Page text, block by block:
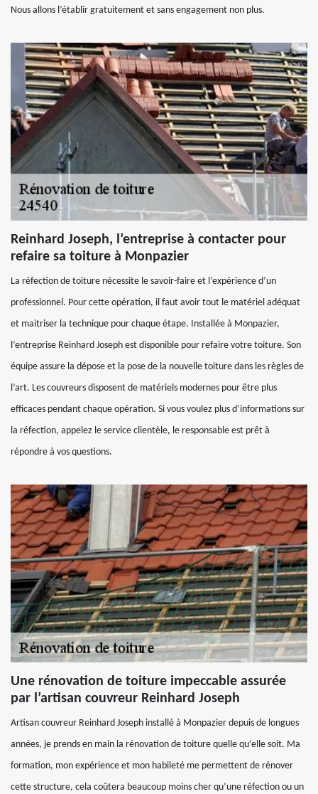
Nous allons l’établir gratuitement et sans engagement non plus.
Reinhard Joseph, l’entreprise à contacter pour
refaire sa toiture à Monpazier
La réfection de toiture nécessite le savoir-faire et l’expérience d’un
professionnel. Pour cette opération, il faut avoir tout le matériel adéquat
et maitriser la technique pour chaque étape. Installée à Monpazier,
l’entreprise Reinhard Joseph est disponible pour refaire votre toiture. Son
équipe assure la dépose et la pose de la nouvelle toiture dans les règles de
l’art. Les couvreurs disposent de matériels modernes pour être plus
efficaces pendant chaque opération. Si vous voulez plus d’informations sur
la réfection, appelez le service clientèle, le responsable est prêt à
répondre à vos questions.
Une rénovation de toiture impeccable assurée
par l’artisan couvreur Reinhard Joseph
Artisan couvreur Reinhard Joseph installé à Monpazier depuis de longues
années, je prends en main la rénovation de toiture quelle qu’elle soit. Ma
formation, mon expérience et mon habileté me permettent de rénover
cette structure, cela coûtera beaucoup moins cher qu’une réfection ou un